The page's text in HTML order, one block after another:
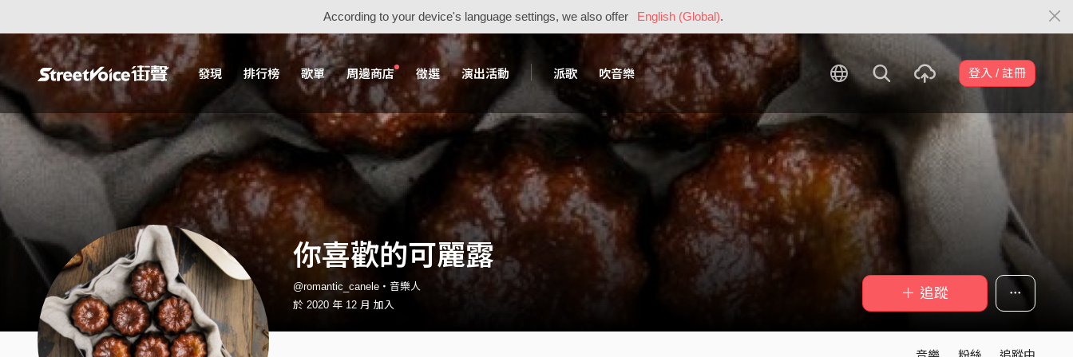
According to your device's language settings, we also offer English (Global).
發現 排行榜 歌單 周邊商店 徵選 演出活動 派歌 吹音樂 登入 / 註冊
你喜歡的可麗露
@romantic_canele・音樂人
於 2020 年 12 月 加入
＋ 追蹤